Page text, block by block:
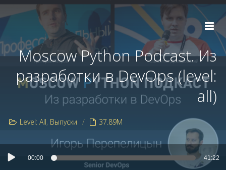
Moscow Python Podcast. Из
разработки в DevOps (level:
all)
Level: All Выпуски 37.89M
00:00 41:22